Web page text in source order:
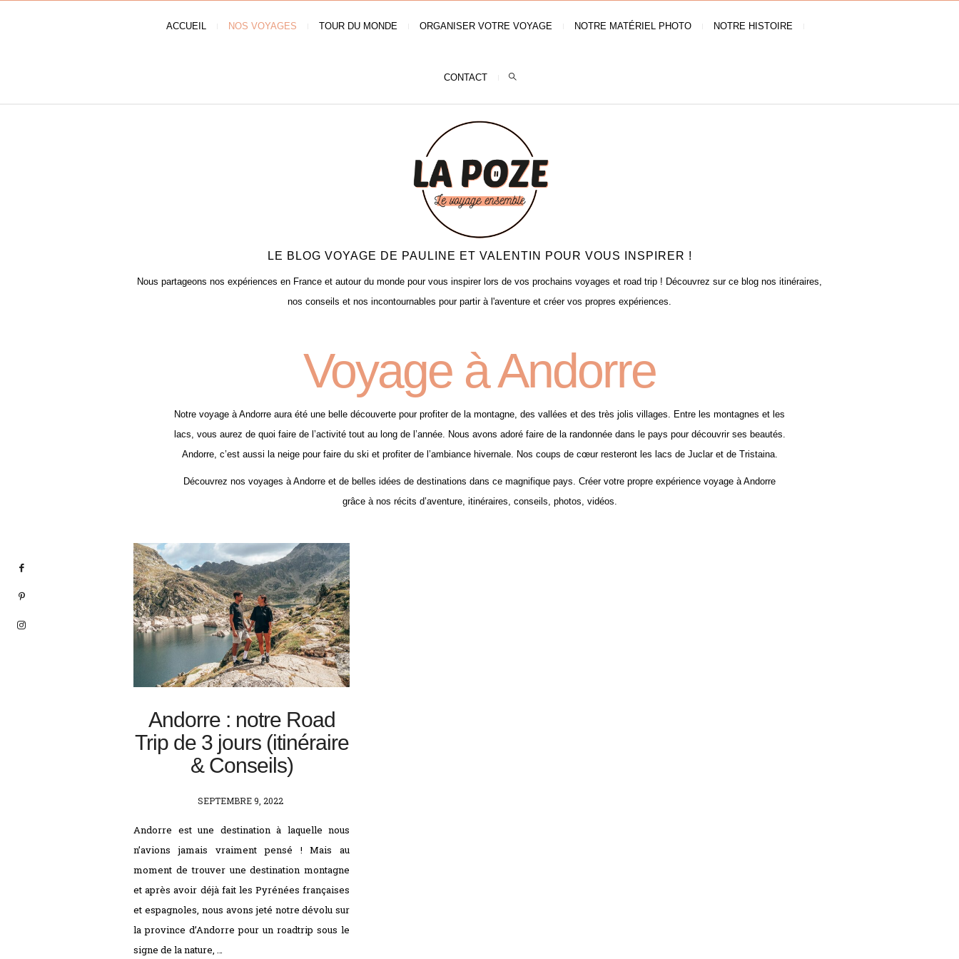
ACCUEIL NOS VOYAGES TOUR DU MONDE ORGANISER VOTRE VOYAGE NOTRE MATÉRIEL PHOTO NOTRE HISTOIRE
CONTACT
LE BLOG VOYAGE DE PAULINE ET VALENTIN POUR VOUS INSPIRER !
Nous partageons nos expériences en France et autour du monde pour vous inspirer lors de vos prochains voyages et road trip ! Découvrez sur ce blog nos itinéraires,
nos conseils et nos incontournables pour partir à l'aventure et créer vos propres expériences.
Voyage à Andorre
Notre voyage à Andorre aura été une belle découverte pour profiter de la montagne, des vallées et des très jolis villages. Entre les montagnes et les
lacs, vous aurez de quoi faire de l’activité tout au long de l’année. Nous avons adoré faire de la randonnée dans le pays pour découvrir ses beautés.
Andorre, c’est aussi la neige pour faire du ski et profiter de l’ambiance hivernale. Nos coups de cœur resteront les lacs de Juclar et de Tristaina.
Découvrez nos voyages à Andorre et de belles idées de destinations dans ce magnifique pays. Créer votre propre expérience voyage à Andorre
grâce à nos récits d’aventure, itinéraires, conseils, photos, vidéos.
Andorre : notre Road
Trip de 3 jours (itinéraire
& Conseils)
POSTED
SEPTEMBRE 9, 2022
Andorre est une destination à laquelle nous
n’avions jamais vraiment pensé ! Mais au
moment de trouver une destination montagne
et après avoir déjà fait les Pyrénées françaises
et espagnoles, nous avons jeté notre dévolu sur
la province d’Andorre pour un roadtrip sous le
signe de la nature, …